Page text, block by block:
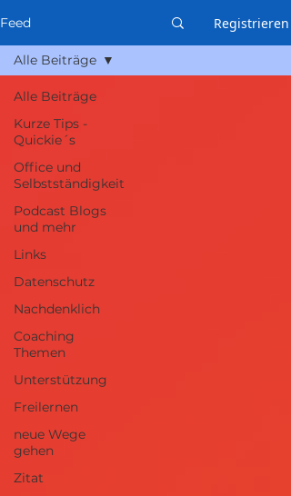
Feed Registrieren
Alle Beiträge
Kurze Tips -
Quickie´s
Office und
Selbstständigkeit
Podcast Blogs
und mehr
Links
Datenschutz
Nachdenklich
Coaching
Themen
Unterstützung
Freilernen
neue Wege
gehen
Zitat
Alle Beiträge